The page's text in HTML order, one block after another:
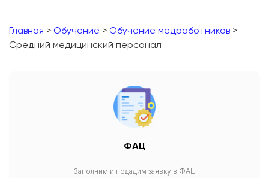
Главная > Обучение > Обучение медработников >
Средний медицинский персонал
ФАЦ
Заполним и подадим заявку в ФАЦ